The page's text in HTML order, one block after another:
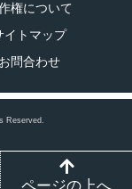
権について
イトマップ
お問合わせ
Reserved.
ページの上へ